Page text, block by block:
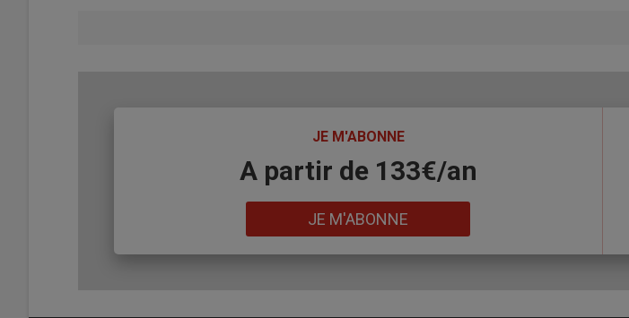
JE M'ABONNE
A partir de 133€/an
JE M'ABONNE